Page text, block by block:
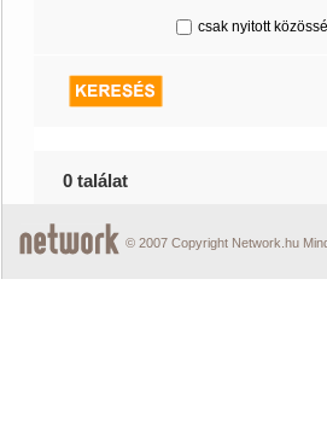
csak nyitott
0 találat
© 2007 Copyright Network.hu